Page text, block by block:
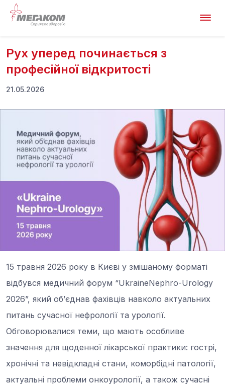
Рух уперед починається з
професійної відкритості
21.05.2026
15 травня 2026 року в Києві у змішаному форматі
відбувся медичний форум “UkraineNephro-Urology
2026”, який об’єднав фахівців навколо актуальних
питань сучасної нефрології та урології.
Обговорювалися теми, що мають особливе
значення для щоденної лікарської практики: гострі,
хронічні та невідкладні стани, коморбідні патології,
актуальні проблеми онкоурології, а також сучасні